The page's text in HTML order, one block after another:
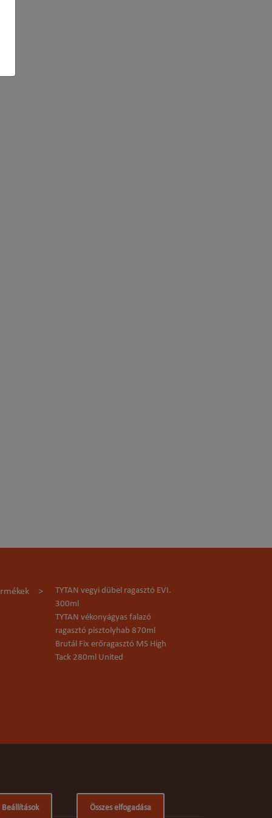
TYTAN vegyi dübel ragasztó EVI.
300ml
TYTAN vékonyágyas falazó
ragasztó pisztolyhab 870ml
Brutál Fix erőragasztó MS High
Tack 280ml United
Beállítások Összes elfogadása